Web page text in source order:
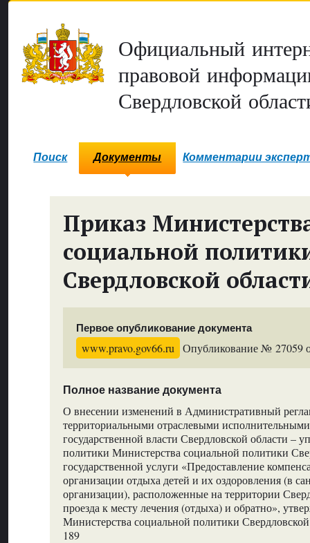
Официальный
правовой
Свердловской
Поиск Документы Комментарии
Приказ
социальной
Свердловской
Первое опубликование документа
www.pravo.gov66.ru Опубликование № 27059
Полное название документа
О внесении изменений в Административный
территориальными отраслевыми
государственной власти Свердловской области –
политики Министерства социальной политики
государственной услуги «Предоставление
организации отдыха детей и их оздоровления (в
организации), расположенные на территории
проезда к месту лечения (отдыха) и обратно»,
Министерства социальной политики
189